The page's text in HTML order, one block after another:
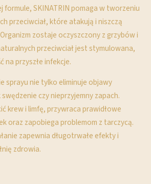
formule, SKINATRIN pomaga w tworzeniu
przeciwciał, które atakują i niszczą
zostaje oczyszczony z grzybów i
przeciwciał jest stymulowana,
na przyszłe infekcje.
sprayu nie tylko eliminuje objawy
czy nieprzyjemny zapach.
krew i limfę, przywraca prawidłowe
oraz zapobiega problemom z tarczycą.
zapewnia długotrwałe efekty i
zdrowia.